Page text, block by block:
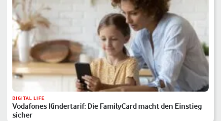
DIGITAL LIFE
Vodafones Kindertarif: Die FamilyCard macht den Einstieg
sicher